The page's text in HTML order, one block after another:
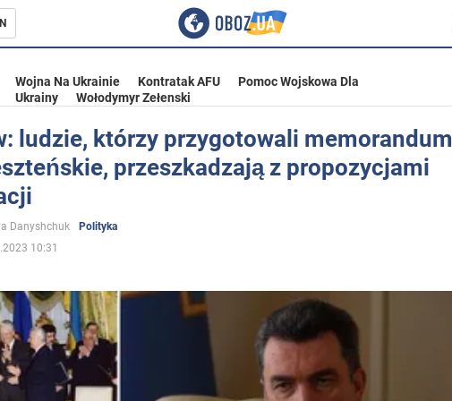
Ukrainie
Wojna Na Ukrainie Kontratak AFU
Pomoc Wojskowa Dla
Ukrainy
Wołodymyr Zełenski
ludzie, którzy przygotowali memorandum
przeszkadzają z propozycjami
Danyshchuk
Polityka
10:31